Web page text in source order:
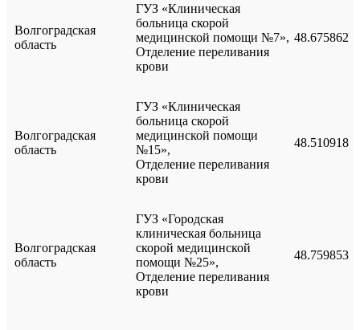
Волгоградская
область
ГУЗ «Клиническая
больница скорой
медицинской помощи №7»,
Отделение переливания
крови
48.675862
Волгоградская
область
ГУЗ «Клиническая
больница скорой
медицинской помощи
№15»,
Отделение переливания
крови
48.510918
Волгоградская
область
ГУЗ «Городская
клиническая больница
скорой медицинской
помощи №25»,
Отделение переливания
крови
48.759853